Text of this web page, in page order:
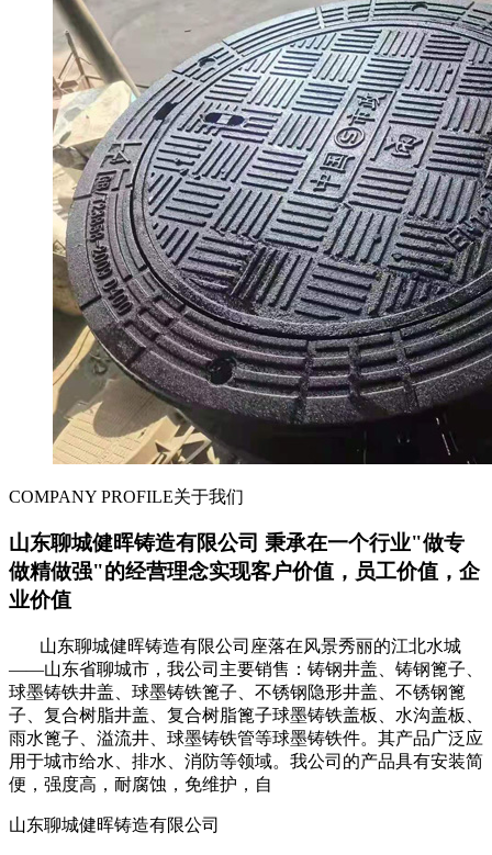
COMPANY PROFILE关于我们
山东聊城健晖铸造有限公司 秉承在一个行业"做专
做精做强"的经营理念实现客户价值，员工价值，企
业价值
山东聊城健晖铸造有限公司座落在风景秀丽的江北水城
——山东省聊城市，我公司主要销售：铸钢井盖、铸钢篦子、
球墨铸铁井盖、球墨铸铁篦子、不锈钢隐形井盖、不锈钢篦
子、复合树脂井盖、复合树脂篦子球墨铸铁盖板、水沟盖板、
雨水篦子、溢流井、球墨铸铁管等球墨铸铁件。其产品广泛应
用于城市给水、排水、消防等领域。我公司的产品具有安装简
便，强度高，耐腐蚀，免维护，自
山东聊城健晖铸造有限公司